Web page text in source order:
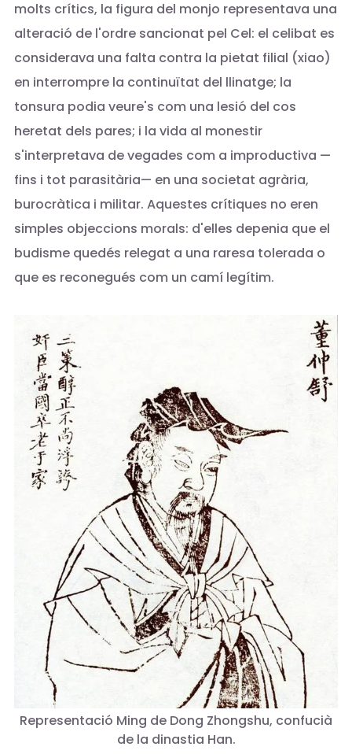
molts crítics, la figura del monjo representava una
alteració de l'ordre sancionat pel Cel: el celibat es
considerava una falta contra la pietat filial (xiao)
en interrompre la continuïtat del llinatge; la
tonsura podia veure's com una lesió del cos
heretat dels pares; i la vida al monestir
s'interpretava de vegades com a improductiva —
fins i tot parasitària— en una societat agrària,
burocràtica i militar. Aquestes crítiques no eren
simples objeccions morals: d'elles depenia que el
budisme quedés relegat a una raresa tolerada o
que es reconegués com un camí legítim.
Representació Ming de Dong Zhongshu, confucià
de la dinastia Han.